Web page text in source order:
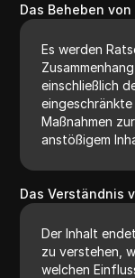
Das Beheben
Es werden
einschließlich
Maßnahmen
anstößigem
Das Verständnis
Der Inhalt
zu verstehen,
welchen